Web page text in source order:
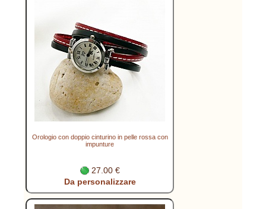
Orologio con doppio cinturino in pelle rossa con
impunture
27.00 €
Da personalizzare